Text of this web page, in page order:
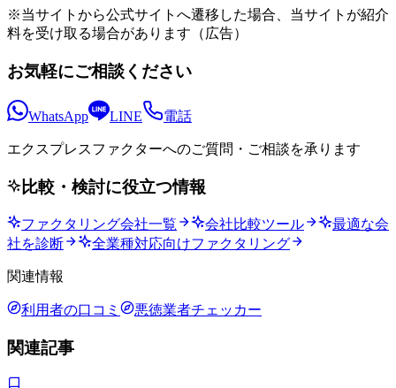
※当サイトから公式サイトへ遷移した場合、当サイトが紹介
料を受け取る場合があります（広告）
お気軽にご相談ください
WhatsApp LINE 電話
エクスプレスファクターへのご質問・ご相談を承ります
比較・検討に役立つ情報
ファクタリング会社一覧 会社比較ツール
最適な会
社を診断
全業種対応向けファクタリング
関連情報
利用者の口コミ 悪徳業者チェッカー
関連記事